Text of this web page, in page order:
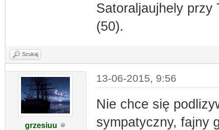
Satoraljaujhely
(50).
Szukaj
grzesiuu
13-06-2015, 9:56
Nie chce się
sympatyczny, fajny